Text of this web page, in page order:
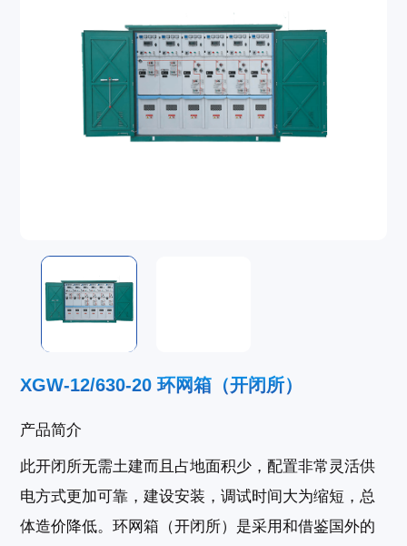
联系我们
XGW-12/630-20 环网箱（开闭所）
产品简介
此开闭所无需土建而且占地面积少，配置非常灵活供
电方式更加可靠，建设安装，调试时间大为缩短，总
体造价降低。环网箱（开闭所）是采用和借鉴国外的